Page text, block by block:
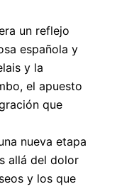
un reflejo
española y
y la
el apuesto
que
nueva etapa
allá del dolor
y los que